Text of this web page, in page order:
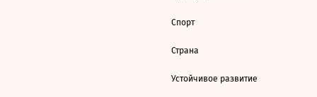
Спорт
Страна
Устойчивое развитие